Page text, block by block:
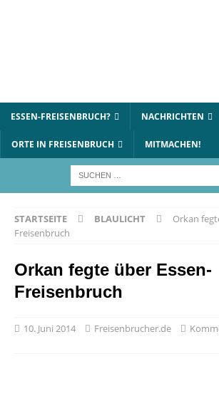
ESSEN-FREISENBRUCH? NACHRICHTEN
ORTE IN FREISENBRUCH MITMACHEN!
STARTSEITE BLAULICHT
Orkan
Freisenbruch
Orkan fegte über Essen-
Freisenbruch
10. Juni 2014 Freisenbrucher.de